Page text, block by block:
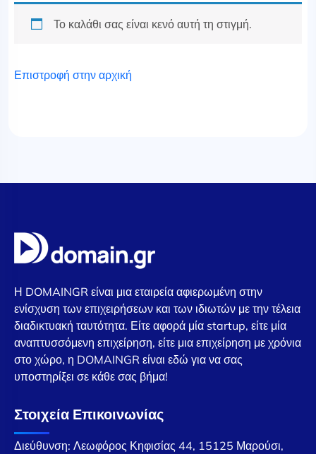
Το καλάθι σας είναι κενό αυτή τη στιγμή.
Επιστροφή στην αρχική
Η DOMAINGR είναι μια εταιρεία αφιερωμένη στην
ενίσχυση των επιχειρήσεων και των ιδιωτών με την τέλεια
διαδικτυακή ταυτότητα. Είτε αφορά μία startup, είτε μία
αναπτυσσόμενη επιχείρηση, είτε μια επιχείρηση με χρόνια
στο χώρο, η DOMAINGR είναι εδώ για να σας
υποστηρίξει σε κάθε σας βήμα!
Στοιχεία Επικοινωνίας
Διεύθυνση: Λεωφόρος Κηφισίας 44, 15125 Μαρούσι,